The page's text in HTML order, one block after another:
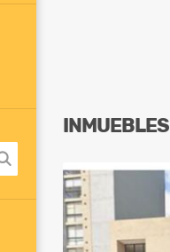
INMUEBLES